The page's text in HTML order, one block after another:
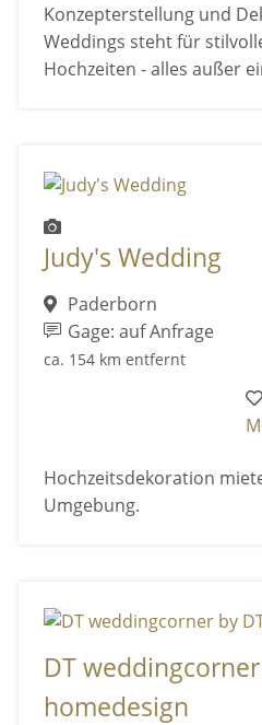
Konzepterstellung und
Weddings steht für
Hochzeiten - alles außer
Judy's Wedding
Paderborn
Gage: auf Anfrage
ca. 154 km entfernt
Hochzeitsdekoration
Umgebung.
DT
homedesign